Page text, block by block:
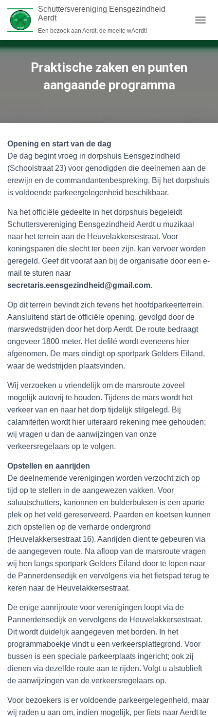
Schuttersvereniging Eensgezindheid
Aerdt
Een bezoek aan Aerdt, de moeite wAerdt!
V
E
Praktische zaken en punten
aangaande programma
Opening en start van de dag
De dag begint vroeg in dorpshuis Eensgezindheid
(Schoolstraat 23) voor genodigden die deelnemen aan de
erewijn en de commandantenbespreking. Bij het dorpshuis
is voldoende parkeergelegenheid beschikbaar.
Na het officiële gedeelte in het dorpshuis begeleidt
Schuttersvereniging Eensgezindheid Aerdt u muzikaal
naar het terrein aan de Heuvelakkersestraat. Voor
koningsparen die slecht ter been zijn, kan vervoer worden
geregeld. Geef dit vooraf aan bij de organisatie door een e-
mail te sturen naar
secretaris.eensgezindheid@gmail.com.
Op dit terrein bevindt zich tevens het hoofdparkeerterrein.
Aansluitend start de officiële opening, gevolgd door de
marswedstrijden door het dorp Aerdt. De route bedraagt
ongeveer 1800 meter. Het defilé wordt eveneens hier
afgenomen. De mars eindigt op sportpark Gelders Eiland,
waar de wedstrijden plaatsvinden.
Wij verzoeken u vriendelijk om de marsroute zoveel
mogelijk autovrij te houden. Tijdens de mars wordt het
verkeer van en naar het dorp tijdelijk stilgelegd. Bij
calamiteiten wordt hier uiteraard rekening mee gehouden;
wij vragen u dan de aanwijzingen van onze
verkeersregelaars op te volgen.
Opstellen en aanrijden
De deelnemende verenigingen worden verzocht zich op
tijd op te stellen in de aangewezen vakken. Voor
saluutschutters, kanonnen en bulderbuksen is een aparte
plek op het veld gereserveerd. Paarden en koetsen kunnen
zich opstellen op de verharde ondergrond
(Heuvelakkersestraat 16). Aanrijden dient te gebeuren via
de aangegeven route. Na afloop van de marsroute vragen
wij hen langs sportpark Gelders Eiland door te lopen naar
de Pannerdensedijk en vervolgens via het fietspad terug te
keren naar de Heuvelakkersestraat.
De enige aanrijroute voor verenigingen loopt via de
Pannerdensedijk en vervolgens de Heuvelakkersestraat.
Dit wordt duidelijk aangegeven met borden. In het
programmaboekje vindt u een verkeersplattegrond. Voor
bussen is een speciale parkeerplaats ingericht; ook zij
dienen via dezelfde route aan te rijden. Volgt u alstublieft
de aanwijzingen van de verkeersregelaars op.
Voor bezoekers is er voldoende parkeergelegenheid, maar
wij raden u aan om, indien mogelijk, per fiets naar Aerdt te